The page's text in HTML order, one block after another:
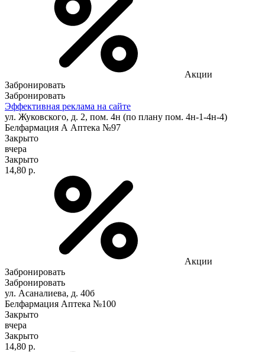
Акции
Забронировать
Забронировать
Эффективная реклама на сайте
ул. Жуковского, д. 2, пом. 4н (по плану пом. 4н-1-4н-4)
Белфармация А Аптека №97
Закрыто
вчера
Закрыто
14,80 р.
Акции
Забронировать
Забронировать
ул. Асаналиева, д. 40б
Белфармация Аптека №100
Закрыто
вчера
Закрыто
14,80 р.